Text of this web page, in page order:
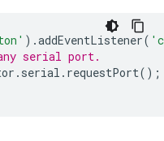
).addEventListener(
serial port.
. serial . requestPort();